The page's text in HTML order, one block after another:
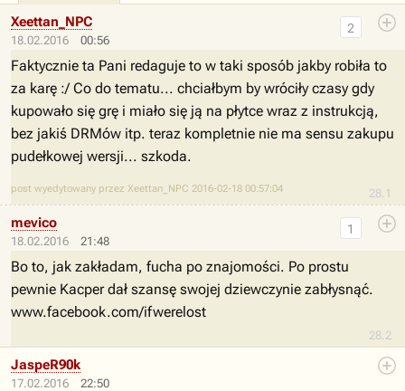
18.02.2016 00:56
28.1
2
Xeettan_NPC
Faktycznie ta Pani redaguje to w taki sposób jakby robiła to
za karę :/ Co do tematu... chciałbym by wróciły czasy gdy
kupowało się grę i miało się ją na płytce wraz z instrukcją,
bez jakiś DRMów itp. teraz kompletnie nie ma sensu zakupu
pudełkowej wersji... szkoda.
post wyedytowany przez Xeettan_NPC 2016-02-18 00:57:04
18.02.2016 21:48
28.2
1
mevico
Bo to, jak zakładam, fucha po znajomości. Po prostu
pewnie Kacper dał szansę swojej dziewczynie zabłysnąć.
www.facebook.com/ifwerelost
17.02.2016 22:50
JaspeR90k